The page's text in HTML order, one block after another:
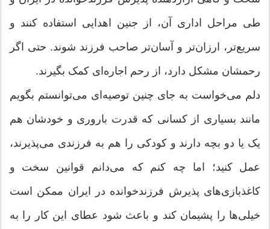
طی مراحل اداری آن، از جنین اهدایی استفاده کنند و
سریع‌تر، ارزان‌تر و آسان‌تر صاحب فرزند شوند. حتی اگر
رحمشان مشکل دارد، از رحم اجاره‌ای کمک بگیرند.
دلم می‌خواست به جای چنین توصیه‌ای می‌توانستم بگویم
مانند بسیاری از کسانی که قدرت باروری و خودشان هم
یک یا دو بچه دارند و کودکی را هم به فرزندی می‌پذیرند،
عمل کنید؛ اما چه کنم که می‌دانم قوانین سخت و
کاغذبازی‌های پذیرش فرزندخوانده در ایران ممکن است
خیلی‌ها را پشیمان کند و باعث شود عطای این کار را به